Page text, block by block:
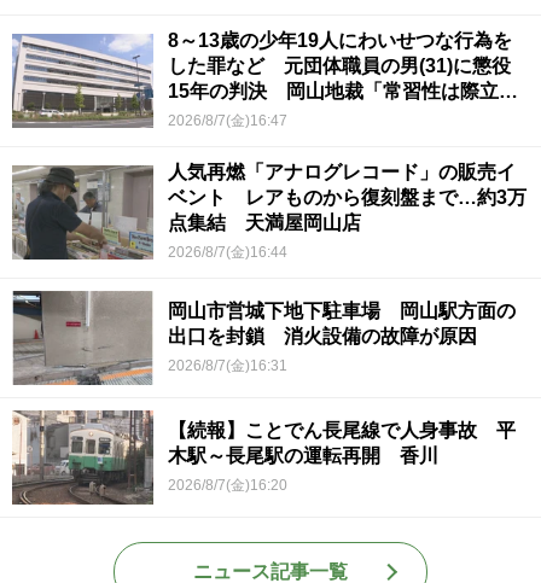
8～13歳の少年19人にわいせつな行為を
した罪など 元団体職員の男(31)に懲役
15年の判決 岡山地裁「常習性は際立っ
ていて被害結果も非常に重い」
2026/8/7(金)16:47
人気再燃「アナログレコード」の販売イ
ベント レアものから復刻盤まで…約3万
点集結 天満屋岡山店
2026/8/7(金)16:44
岡山市営城下地下駐車場 岡山駅方面の
出口を封鎖 消火設備の故障が原因
2026/8/7(金)16:31
【続報】ことでん長尾線で人身事故 平
木駅～長尾駅の運転再開 香川
2026/8/7(金)16:20
ニュース記事一覧